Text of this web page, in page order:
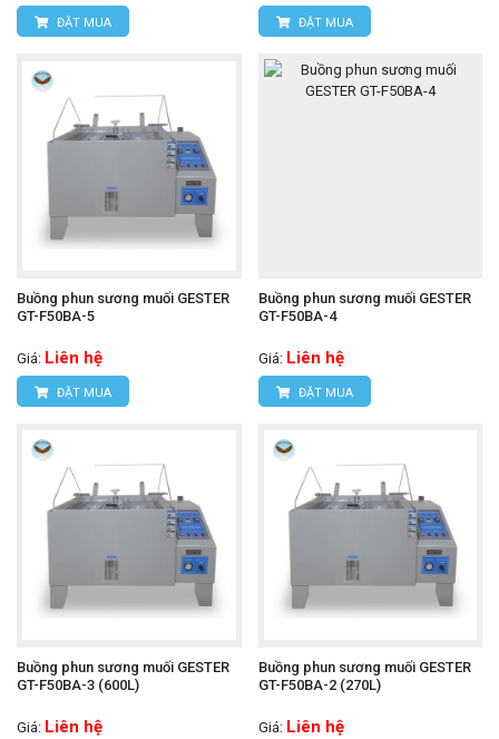
ĐẶT MUA ĐẶT MUA
Buồng phun sương muối GESTER
GT-F50BA-5
Giá: Liên hệ
ĐẶT MUA
Buồng phun sương muối GESTER
GT-F50BA-4
Giá: Liên hệ
ĐẶT MUA
Buồng phun sương muối GESTER
GT-F50BA-3 (600L)
Giá: Liên hệ
Buồng phun sương muối GESTER
GT-F50BA-2 (270L)
Giá: Liên hệ